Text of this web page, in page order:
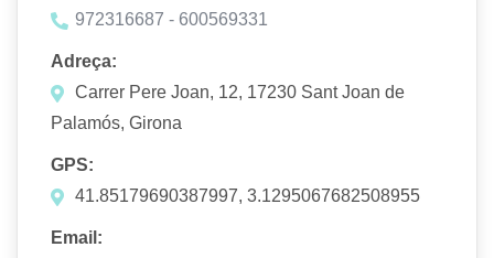
972316687 - 600569331
Adreça:
Carrer Pere Joan, 12, 17230 Sant Joan de
Palamós, Girona
GPS:
41.85179690387997, 3.1295067682508955
Email: